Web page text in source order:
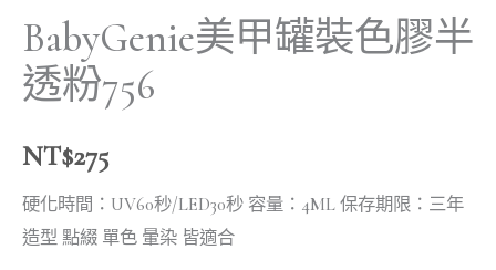
BabyGenie美甲罐裝色膠半
透粉756
NT$275
硬化時間：UV60秒/LED30秒 容量：4ML 保存期限：三年
造型 點綴 單色 暈染 皆適合